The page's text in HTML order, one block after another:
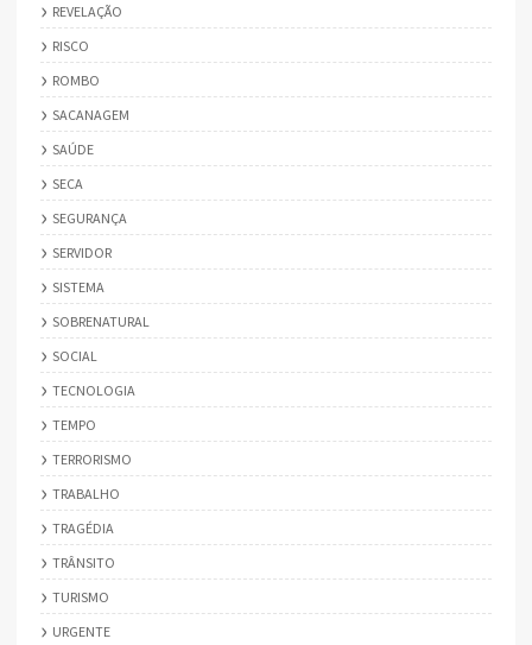
REVELAÇÃO
RISCO
ROMBO
SACANAGEM
SAÚDE
SECA
SEGURANÇA
SERVIDOR
SISTEMA
SOBRENATURAL
SOCIAL
TECNOLOGIA
TEMPO
TERRORISMO
TRABALHO
TRAGÉDIA
TRÂNSITO
TURISMO
URGENTE